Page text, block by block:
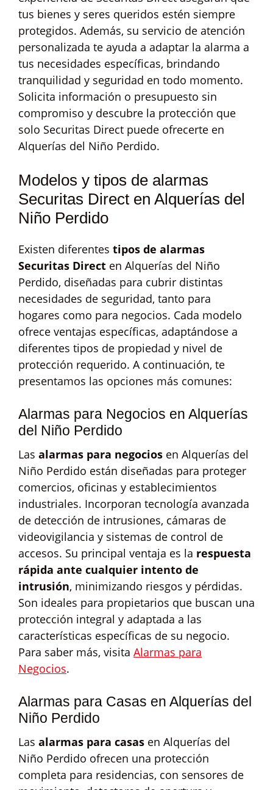
tus bienes y seres queridos estén siempre
protegidos. Además, su servicio de atención
personalizada te ayuda a adaptar la alarma a
tus necesidades específicas, brindando
tranquilidad y seguridad en todo momento.
Solicita información o presupuesto sin
compromiso y descubre la protección que
solo Securitas Direct puede ofrecerte en
Alquerías del Niño Perdido.
Modelos y tipos de alarmas
Securitas Direct en Alquerías del
Niño Perdido
Existen diferentes tipos de alarmas
Securitas Direct en Alquerías del Niño
Perdido, diseñadas para cubrir distintas
necesidades de seguridad, tanto para
hogares como para negocios. Cada modelo
ofrece ventajas específicas, adaptándose a
diferentes tipos de propiedad y nivel de
protección requerido. A continuación, te
presentamos las opciones más comunes:
Alarmas para Negocios en Alquerías
del Niño Perdido
Las alarmas para negocios en Alquerías del
Niño Perdido están diseñadas para proteger
comercios, oficinas y establecimientos
industriales. Incorporan tecnología avanzada
de detección de intrusiones, cámaras de
videovigilancia y sistemas de control de
accesos. Su principal ventaja es la respuesta
rápida ante cualquier intento de
intrusión, minimizando riesgos y pérdidas.
Son ideales para propietarios que buscan una
protección integral y adaptada a las
características específicas de su negocio.
Para saber más, visita Alarmas para
Negocios.
Alarmas para Casas en Alquerías del
Niño Perdido
Las alarmas para casas en Alquerías del
Niño Perdido ofrecen una protección
completa para residencias, con sensores de